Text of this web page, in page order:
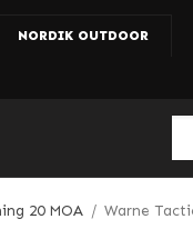
NORDIK OUTDOOR
20 MOA / Warne